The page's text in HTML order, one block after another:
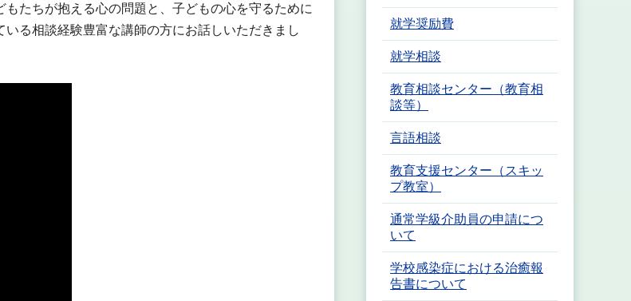
たちが抱える心の問題と、子どもの心を守るために
る相談経験豊富な講師の方にお話しいただきまし
就学奨励費
就学相談
教育相談センター（教育相
談等）
言語相談
教育支援センター（スキッ
プ教室）
通常学級介助員の申請につ
いて
学校感染症における治癒報
告書について